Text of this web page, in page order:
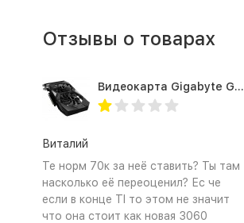
Отзывы о товарах
Видеокарта Gigabyte GTX1660TI 6GB (GV-N166TOC-6GD 1.0A)
Виталий
Те норм 70к за неё ставить? Ты там
насколько её переоценил? Ес че
если в конце TI то этом не значит
что она стоит как новая 3060